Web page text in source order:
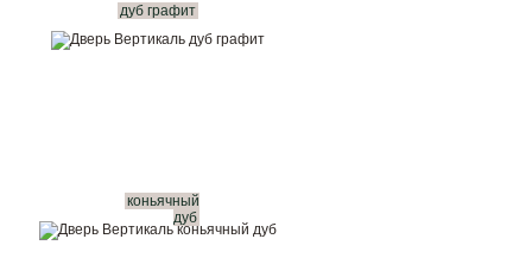
дуб графит
коньячный
дуб